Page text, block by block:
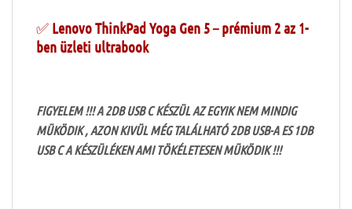
✅ Lenovo ThinkPad Yoga Gen 5 – prémium 2 az 1-
ben üzleti ultrabook
FIGYELEM !!! A 2DB USB C KÉSZÜL AZ EGYIK NEM MINDIG
MÜKÖDIK , AZON KIVÜL MÉG TALÁLHATÓ 2DB USB-A ES 1DB
USB C A KÉSZÜLÉKEN AMI TÖKÉLETESEN MÜKÖDIK !!!